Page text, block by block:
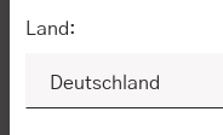
Land: